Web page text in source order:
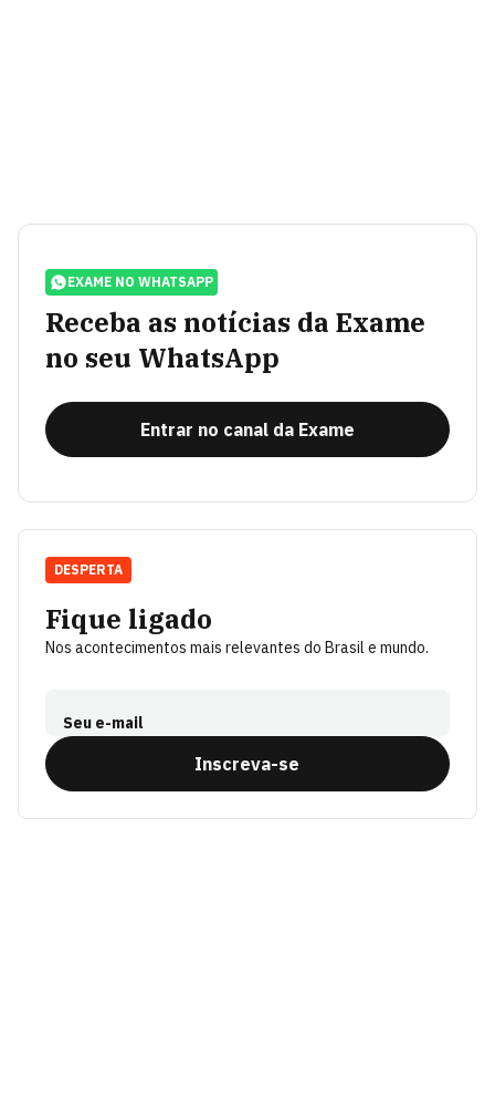
EXAME NO WHATSAPP
Receba as notícias da Exame
no seu WhatsApp
Entrar no canal da Exame
Fique ligado
Nos acontecimentos mais relevantes do Brasil e mundo.
Seu e-mail
Inscreva-se
DESPERTA